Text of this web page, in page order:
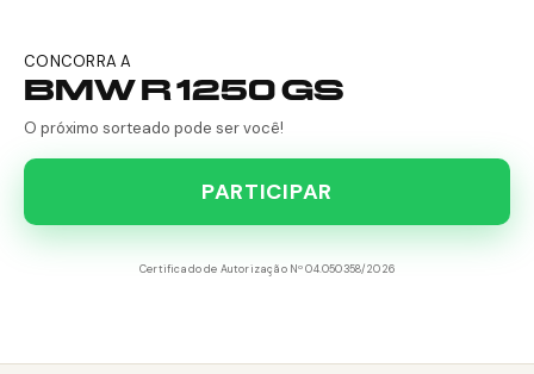
CONCORRA A
BMW R 1250 GS
O próximo sorteado pode ser você!
PARTICIPAR
Certificado de Autorização Nº 04.050358/2026